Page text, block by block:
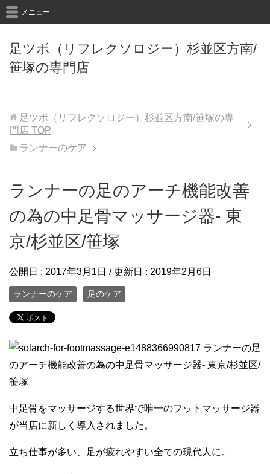
足ツボ（リフレクソロジー）杉並区方南/
笹塚の専門店
メニュー
足ツボ（リフレクソロジー）杉並区方南/笹塚の専
門店 TOP
ランナーのケア
ランナーの足のアーチ機能改善
の為の中足骨マッサージ器- 東
京/杉並区/笹塚
公開日 : 2017年3月1日 / 更新日 : 2019年2月6日
ランナーのケア 足のケア
中足骨をマッサージする世界で唯一のフットマッサージ器
が当店に新しく導入されました。
立ち仕事が多い、足が疲れやすい全ての現代人に。